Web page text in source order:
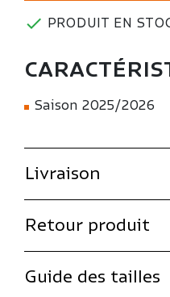
 PRODUIT EN
Saison 2025/2026
Livraison
Retour produit
Guide des tailles